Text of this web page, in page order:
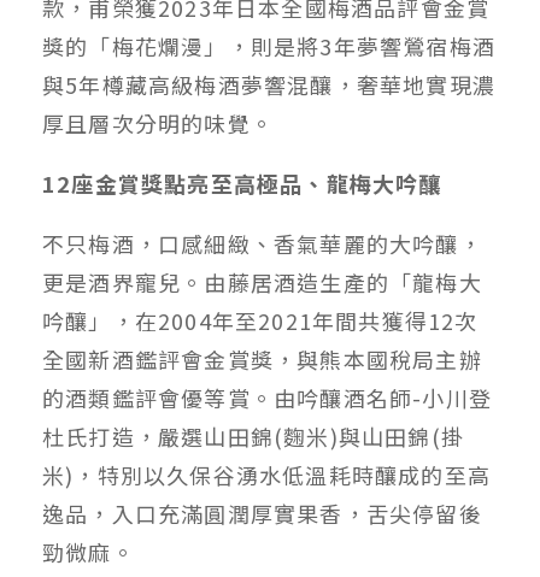
款，甫榮獲2023年日本全國梅酒品評會金賞
獎的「梅花爛漫」，則是將3年夢響鶯宿梅酒
與5年樽藏高級梅酒夢響混釀，奢華地實現濃
厚且層次分明的味覺。
12座金賞獎點亮至高極品、龍梅大吟釀
不只梅酒，口感細緻、香氣華麗的大吟釀，
更是酒界寵兒。由藤居酒造生產的「龍梅大
吟釀」，在2004年至2021年間共獲得12次
全國新酒鑑評會金賞獎，與熊本國稅局主辦
的酒類鑑評會優等賞。由吟釀酒名師-小川登
杜氏打造，嚴選山田錦(麴米)與山田錦(掛
米)，特別以久保谷湧水低溫耗時釀成的至高
逸品，入口充滿圓潤厚實果香，舌尖停留後
勁微麻。